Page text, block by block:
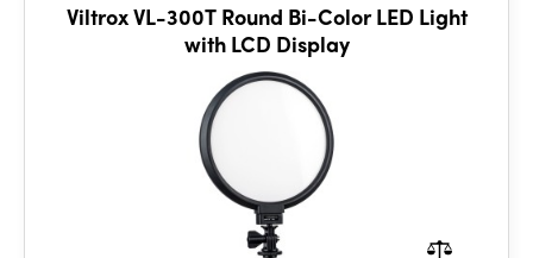
Viltrox VL-300T Round Bi-Color LED Light
with LCD Display